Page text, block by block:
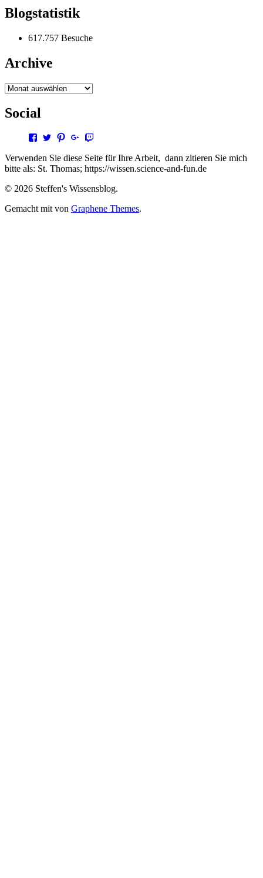
Blogstatistik
617.757 Besuche
Archive
Archive
Social
Profil
steffen.thomas1
auf
Facebook
anzeigen
Profil
steto123
auf
Twitter
anzeigen
Profil
steffen3669
auf
Pinterest
anzeigen
Profil
Steffen
Thomas
auf
Google+
anzeigen
steto123
auf
Twitch
anzeigen
Verwenden Sie diese Seite für Ihre Arbeit, dann zitieren Sie mich
bitte als: St. Thomas; https://wissen.science-and-fun.de
© 2026 Steffen's Wissensblog.
Gemacht mit von Graphene Themes.